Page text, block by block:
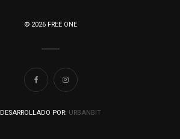
© 2026 FREE ONE
DESARROLLADO POR: URBANBIT